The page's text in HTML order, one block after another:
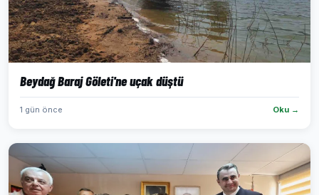
Beydağ Baraj Göleti'ne uçak düştü
1 gün önce Oku →